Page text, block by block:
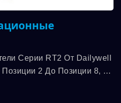
Серии RT2 От Dailywell
2 До Позиции 8, И